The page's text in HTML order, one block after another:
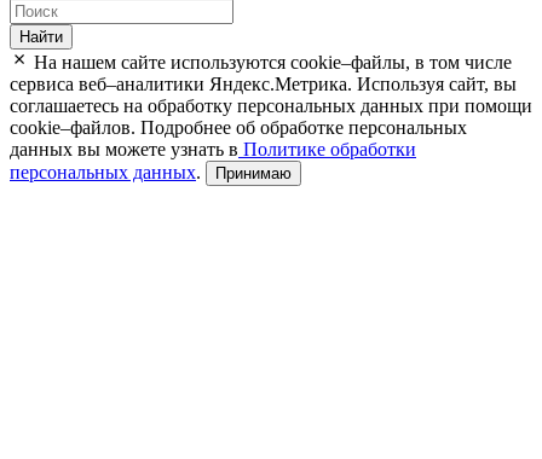
Найти
На нашем сайте используются cookie–файлы, в том числе
сервиса веб–аналитики Яндекс.Метрика. Используя сайт, вы
соглашаетесь на обработку персональных данных при помощи
cookie–файлов. Подробнее об обработке персональных
данных вы можете узнать в Политике обработки
персональных данных. Принимаю